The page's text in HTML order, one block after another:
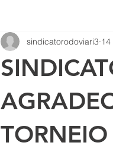
sindicatorodoviari3 14